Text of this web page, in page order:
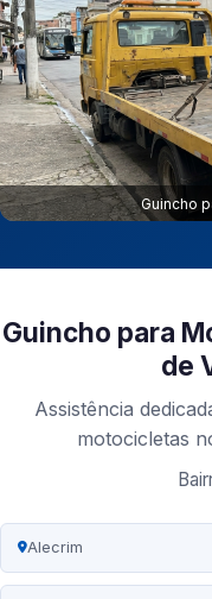
Guincho
Guincho para
de
Assistência
motocicletas
Alecrim